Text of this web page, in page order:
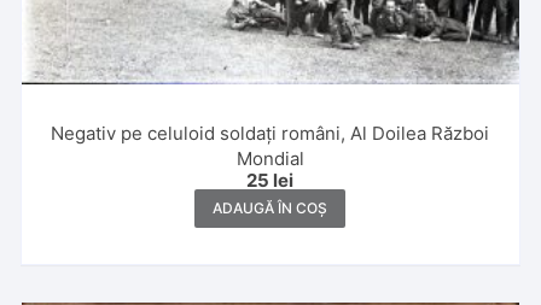
Negativ pe celuloid soldați români, Al Doilea Război
Mondial
25 lei
ADAUGĂ ÎN COȘ